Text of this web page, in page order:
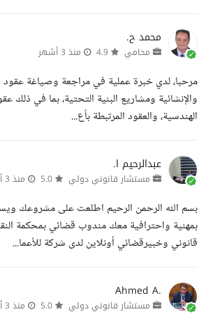
محمد ح.
محامي منذ 3 أشهر
مرحبا، لدي خبرة عملية في مراجعة وصياغة عقود
الهندسية، والعقود المرتبطة بأع...
عبدالرحيم ا.
مستشار قانوني دولي منذ 3 أشهر
بسم الله الرحمن الرحيم اطلعت على مشروعك
بمهنية واحترافية معك مندوب قضائي بمحكمة
قانوني وخبيرقضائي أونلاين لدى شركة للأعما...
Ahmed A.
مستشار قانوني دولي منذ 3 أشهر